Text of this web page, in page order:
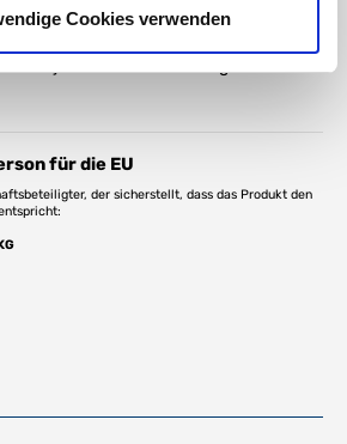
Cookies verwenden
DOWNLOAD
für die EU
der sicherstellt, dass das Produkt den